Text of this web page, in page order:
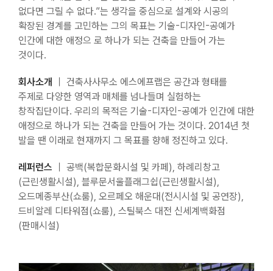
없다면 그릴 수 없다.”는 생각을 중심으로 설계와 시공의
확장된 경계를 고민하는 그의 목표는 기술-디자인-공예가
인간에 대한 애정으 로 하나가 되는 건축을 만들어 가는
것이다.
회사소개
｜ 건축사사무소 에스에프랩은 공간과 형태를
주제로 다양한 영역과 매체를 넘나들며 실험하는
창작집단이다. 우리의 목적은 기술-디자인-공예가 인간에 대한
애정으로 하나가 되는 건축을 만들어 가는 것이다. 2014년 첫
발을 땐 이래로 현재까지 그 목표를 향해 정진하고 있다.
레퍼런스
｜ 공백(복합문화시설 및 카페), 하례리창고
(근린생활시설), 블루문서울플래그쉽(근린생활시설),
오드메종부산(쇼룸), 오르페오 해운대(전시시설 및 공연장),
드비알레 디타워점(쇼룸), 스틸북스 대전 신세계백화점
(판매시설)